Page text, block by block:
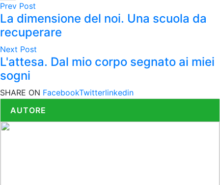
Print
Prev Post
La dimensione del noi. Una scuola da
recuperare
Next Post
L'attesa. Dal mio corpo segnato ai miei
sogni
SHARE ON FacebookTwitterlinkedin
AUTORE